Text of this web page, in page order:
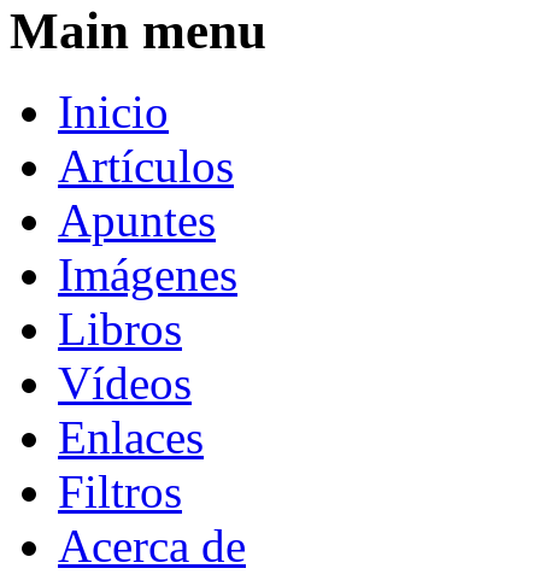
Main menu
Inicio
Artículos
Apuntes
Imágenes
Libros
Vídeos
Enlaces
Filtros
Acerca de